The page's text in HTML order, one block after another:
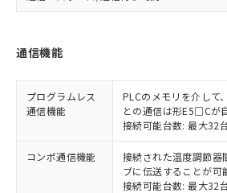
通信機能
プログラムレス
通信機能
PLCのメモリを介して
との通信は形E5□Cが
接続可能台数: 最大32
コンポ通信機能
接続された温度調節器
ブに伝送することが
接続可能台数: 最大32